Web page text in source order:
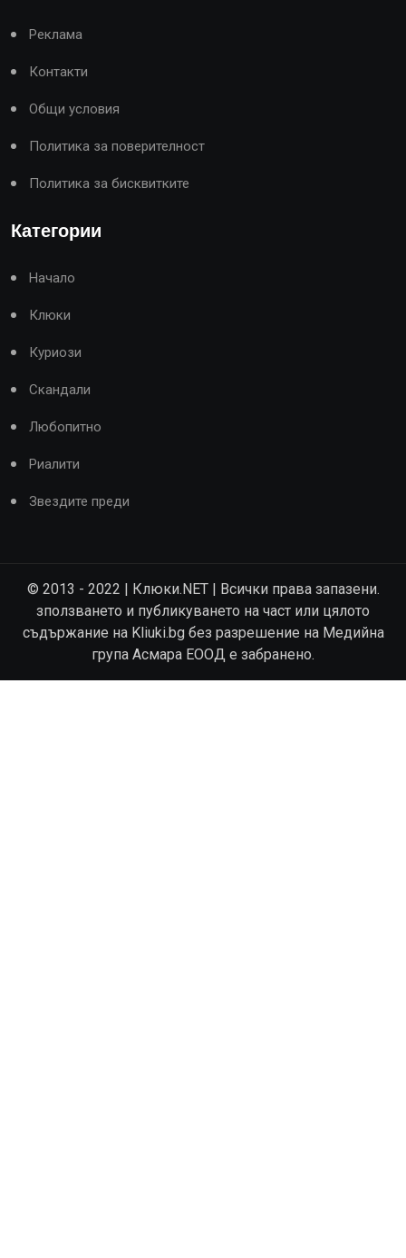
Реклама
Контакти
Общи условия
Политика за поверителност
Политика за бисквитките
Категории
Начало
Клюки
Куриози
Скандали
Любопитно
Риалити
Звездите преди
© 2013 - 2022 | Клюки.NET | Всички права запазени.
зползването и публикуването на част или цялото
съдържание на Kliuki.bg без разрешение на Медийна
група Асмара ЕООД е забранено.